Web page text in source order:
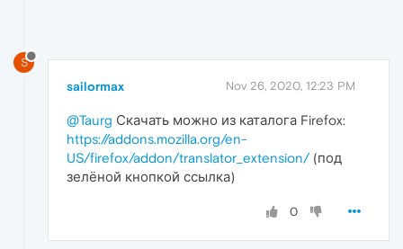
S
sailormax Nov 26, 2020, 12:23 PM
@Taurg Скачать можно из каталога Firefox:
https://addons.mozilla.org/en-
US/firefox/addon/translator_extension/(под
зелёной кнопкой ссылка)
0